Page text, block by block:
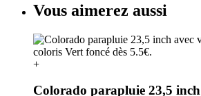
Vous aimerez aussi
+
Colorado parapluie 23,5 inch